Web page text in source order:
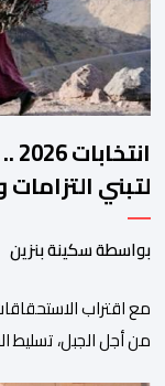
لتبني
بواسطة سكينة بنزين
من أجل الجبل، تسليط